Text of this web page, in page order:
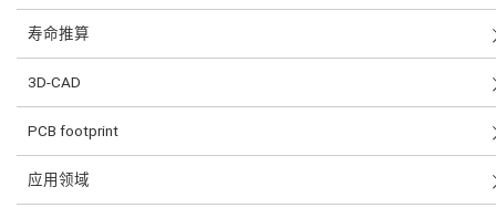
寿命推算
3D-CAD
PCB footprint
应用领域